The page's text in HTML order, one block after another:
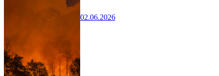
02.06.2026